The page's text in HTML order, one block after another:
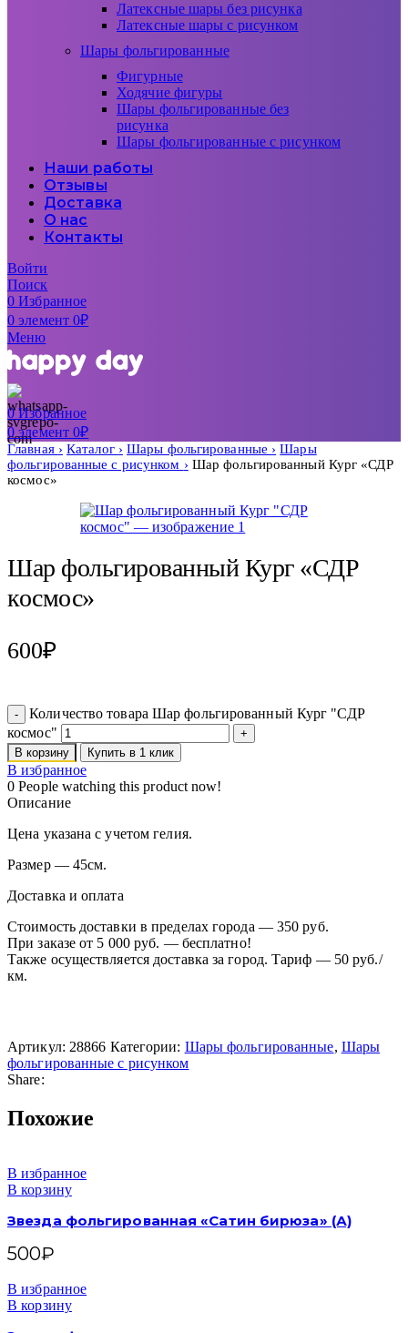
Латексные шары без рисунка
Латексные шары с рисунком
Шары фольгированные
Фигурные
Ходячие фигуры
Шары фольгированные без
рисунка
Шары фольгированные с рисунком
Наши работы
Отзывы
Доставка
О нас
Контакты
Войти
Поиск
0Избранное
0элемент 0₽
Меню
0Избранное
0элемент 0₽
Главная Каталог Шары фольгированные
Шары
фольгированные с рисунком
Шар фольгированный Кург «СДР
космос»
Шар фольгированный Кург «СДР
космос»
600₽
Количество товара Шар фольгированный Кург "СДР
космос"
В корзину Купить в 1 клик
В избранное
0 People watching this product now!
Описание
Цена указана с учетом гелия.
Размер — 45см.
Доставка и оплата
Стоимость доставки в пределах города — 350 руб.
При заказе от 5 000 руб. — бесплатно!
Также осуществляется доставка за город. Тариф — 50 руб./
км.
Артикул: 28866 Категории: Шары фольгированные, Шары
фольгированные с рисунком
Share:
Похожие
В избранное
В корзину
Звезда фольгированная «Сатин бирюза» (А)
500₽
В избранное
В корзину